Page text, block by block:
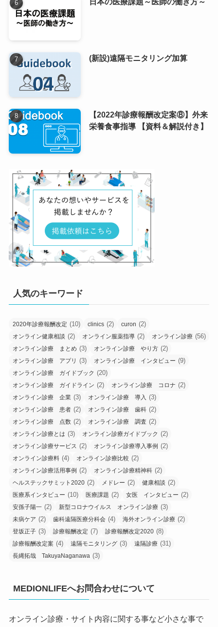
(新設)遠隔モニタリング加算
【2022年診療報酬改定案⑧】外来
栄養食事指導 【資料＆解説付き】
人気のキーワード
2020年診療報酬改定 (10) clinics (2) curon (2)
オンライン健康相談 (2) オンライン服薬指導 (2) オンライン診療 (56)
オンライン診療 まとめ (3) オンライン診療 やり方 (2)
オンライン診療 アプリ (3) オンライン診療 インタビュー (9)
オンライン診療 ガイドブック (20)
オンライン診療 ガイドライン (2) オンライン診療 コロナ (2)
オンライン診療 企業 (3) オンライン診療 導入 (3)
オンライン診療 患者 (2) オンライン診療 歯科 (2)
オンライン診療 点数 (2) オンライン診療 調査 (2)
オンライン診療とは (3) オンライン診療ガイドブック (2)
オンライン診療サービス (2) オンライン診療導入事例 (2)
オンライン診療料 (4) オンライン診療比較 (2)
オンライン診療活用事例 (2) オンライン診療精神科 (2)
ヘルステックサミット2020 (2) メドレー (2) 健康相談 (2)
医療系インタビュー (10) 医療課題 (2) 女医 インタビュー (2)
安孫子陽一 (2) 新型コロナウイルス オンライン診療 (3)
未病ケア (2) 歯科遠隔医療分科会 (4) 海外オンライン診療 (2)
登坂正子 (3) 診療報酬改定 (7) 診療報酬改定2020 (8)
診療報酬改定案 (4) 遠隔モニタリング (3) 遠隔診療 (31)
長縄拓哉 TakuyaNaganawa (3)
MEDIONLIFEへお問合わせについて
オンライン診療・サイト内容に関する事など小さな事で